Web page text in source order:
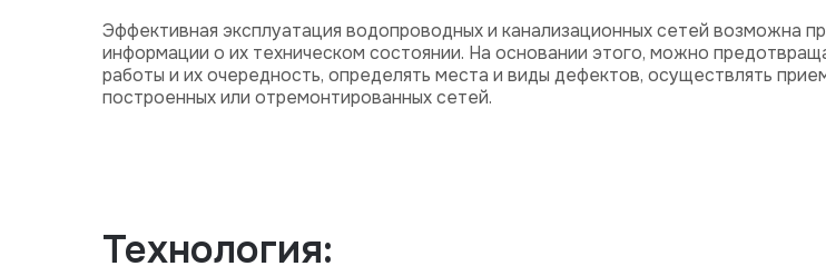
Эффективная эксплуатация водопроводных и канализационных сетей возможна
информации о их техническом состоянии. На основании этого, можно
работы и их очередность, определять места и виды дефектов, осуществлять
построенных или отремонтированных сетей.
Технология: